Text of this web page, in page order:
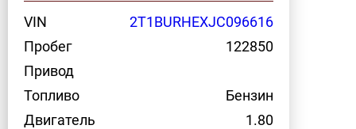
VIN
2T1BURHEXJC096616
Пробег
122850
Привод
Топливо
Бензин
Двигатель
1.80